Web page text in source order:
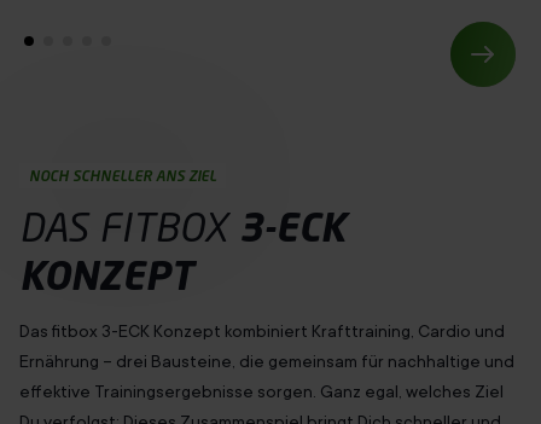
NOCH SCHNELLER ANS ZIEL
DAS FITBOX 3-ECK
KONZEPT
Das fitbox 3-ECK Konzept kombiniert Krafttraining, Cardio und
Ernährung – drei Bausteine, die gemeinsam für nachhaltige und
effektive Trainingsergebnisse sorgen. Ganz egal, welches Ziel